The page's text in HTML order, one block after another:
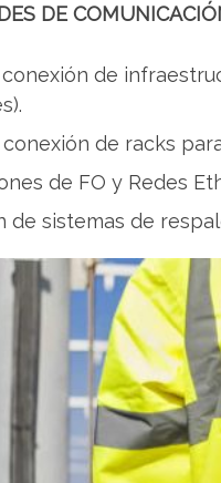
DE
de
de racks
de FO y Redes
de sistemas de